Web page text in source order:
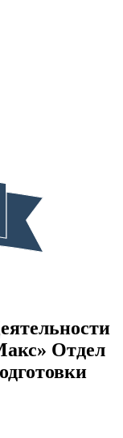
Отдел